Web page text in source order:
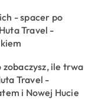
- spacer po
Travel -
zobaczysz, ile trwa
Travel -
i Nowej Hucie